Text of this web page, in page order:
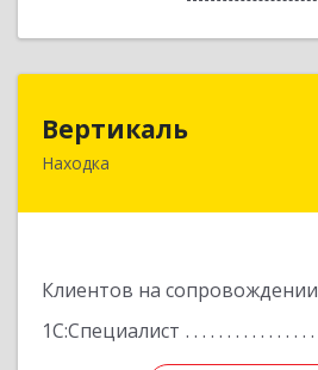
Вертикаль
Находка
Клиентов на сопровождении
1С:Специалист